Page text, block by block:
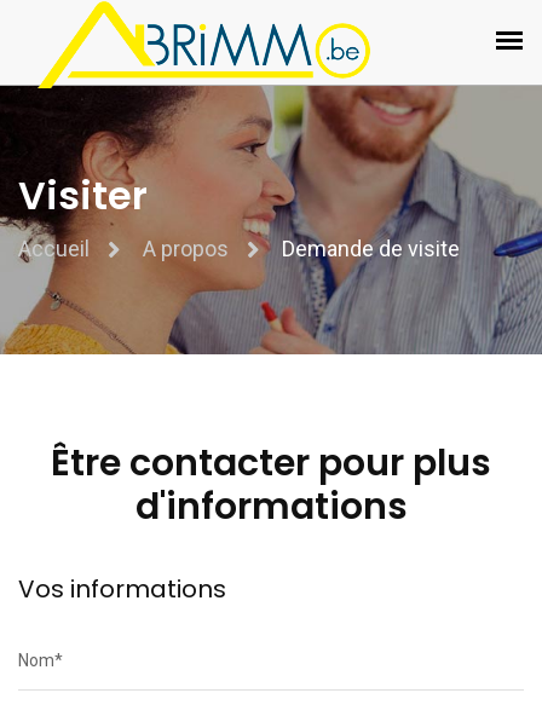
Visiter
Accueil A propos Demande de visite
Être contacter pour plus
d'informations
Vos informations